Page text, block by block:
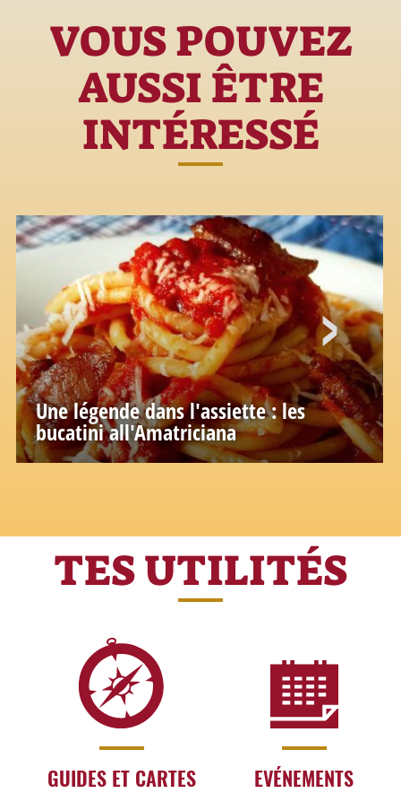
VOUS POUVEZ
AUSSI ÊTRE
INTÉRESSÉ
Une légende dans l'assiette : les
bucatini all'Amatriciana
TES UTILITÉS
GUIDES ET CARTES EVÉNEMENTS